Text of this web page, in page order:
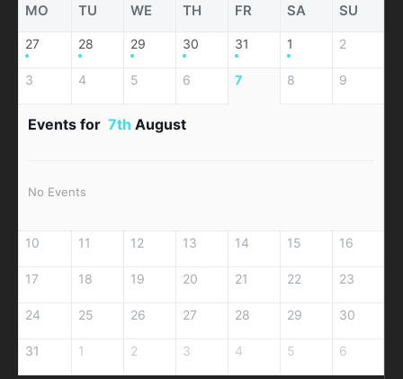
MO TU WE TH FR SA SU
27 28 29 30 31 1 2
3 4 5 6 7 8 9
Events for 7th August
No Events
10 11 12 13 14 15 16
17 18 19 20 21 22 23
24 25 26 27 28 29 30
31 1 2 3 4 5 6